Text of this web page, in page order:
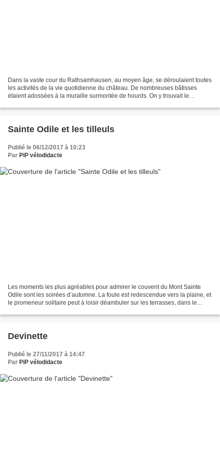
Dans la vaste cour du Rathsamhausen, au moyen âge, se déroulaient toutes
les activités de la vie quotidienne du château. De nombreuses bâtisses
étaient adossées à la muraille surmontée de hourds. On y trouvait le
Sainte Odile et les tilleuls
Publié le 06/12/2017 à 10:23
Par PiP vélodidacte
Les moments les plus agréables pour admirer le couvent du Mont Sainte
Odile sont les soirées d’automne. La foule est redescendue vers la plaine, et
le promeneur solitaire peut à loisir déambuler sur les terrasses, dans le
Devinette
Publié le 27/11/2017 à 14:47
Par PiP vélodidacte